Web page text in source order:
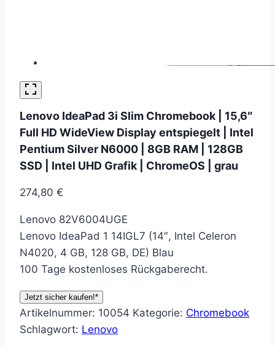
Lenovo IdeaPad 3i Slim Chromebook | 15,6″
Full HD WideView Display entspiegelt | Intel
Pentium Silver N6000 | 8GB RAM | 128GB
SSD | Intel UHD Grafik | ChromeOS | grau
274,80 €
Lenovo 82V6004UGE
Lenovo IdeaPad 1 14IGL7 (14″, Intel Celeron
N4020, 4 GB, 128 GB, DE) Blau
100 Tage kostenloses Rückgaberecht.
Jetzt sicher kaufen!*
Artikelnummer: 10054 Kategorie: Chromebook
Schlagwort: Lenovo